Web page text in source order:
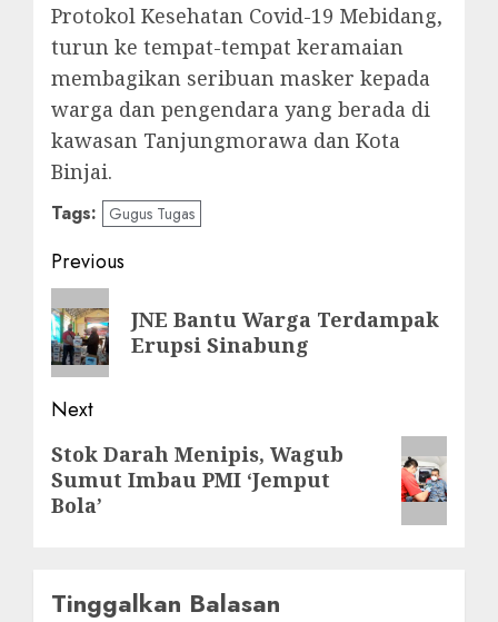
Protokol Kesehatan Covid-19 Mebidang,
turun ke tempat-tempat keramaian
membagikan seribuan masker kepada
warga dan pengendara yang berada di
kawasan Tanjungmorawa dan Kota
Binjai.
Tags: Gugus Tugas
Post
navigation
Previous
Previous
post:
JNE Bantu Warga Terdampak
Erupsi Sinabung
Next
Next
post:
Stok Darah Menipis, Wagub
Sumut Imbau PMI ‘Jemput
Bola’
Tinggalkan Balasan